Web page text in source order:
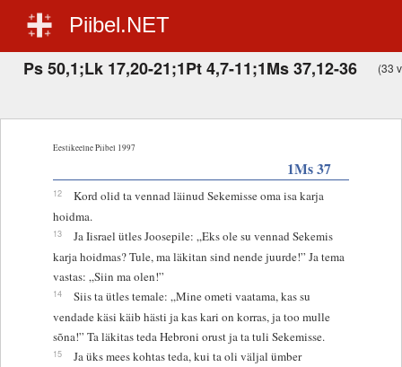
Piibel.NET
Ps 50,1;Lk 17,20-21;1Pt 4,7-11;1Ms 37,12-36 (33
Eestikeelne Piibel 1997
1Ms 37
12
Kord olid ta vennad läinud Sekemisse oma isa karja
hoidma.
13
Ja Iisrael ütles Joosepile: „Eks ole su vennad Sekemis
karja hoidmas? Tule, ma läkitan sind nende juurde!” Ja tema
vastas: „Siin ma olen!”
14
Siis ta ütles temale: „Mine ometi vaatama, kas su
vendade käsi käib hästi ja kas kari on korras, ja too mulle
sõna!” Ta läkitas teda Hebroni orust ja ta tuli Sekemisse.
15
Ja üks mees kohtas teda, kui ta oli väljal ümber